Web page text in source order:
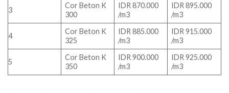
3
Cor Beton K
300
IDR 870.000
/m3
IDR 895.000
/m3
4
Cor Beton K
325
IDR 885.000
/m3
IDR 915.000
/m3
5
Cor Beton K
350
IDR 900.000
/m3
IDR 925.000
/m3